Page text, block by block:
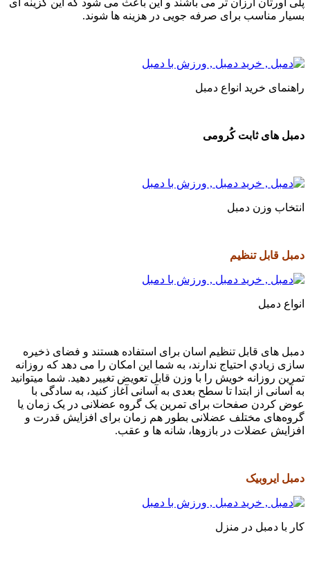
مناسب برای صرفه جویی در هزینه ها شوند.
خرید انواع دمبل
های ثابت کُرومی
وزن دمبل
قابل تنظیم
دمبل
های قابل تنظیم اسان برای استفاده هستند و فضای ذخیره
زيادي احتیاج ندارند، به شما این امکان را می دهد که روزانه
روزانه خویش را با وزن قابل تعویض تغيير دهید. شما میتوانید
آسانی از ابتدا تا سطح بعدی به آسانی آغاز کنید، به سادگی با
کردن صفحات برای تمرین یک گروه عضلانی در یک زمان یا
مختلف عضلانی بطور هم زمان برای افزایش قدرت و
عضلات در بازوها، شانه ها و عقب.
ایروبیک
با دمبل در منزل